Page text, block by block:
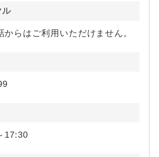
ル
からはご利用いただけません。
17:30